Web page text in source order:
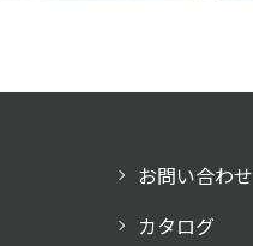
お問い合わせ
カタログ